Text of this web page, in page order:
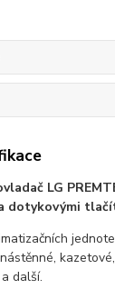
LG
dotykovými
další.